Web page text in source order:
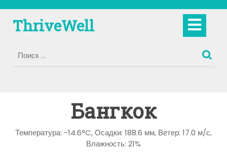
содержимому
ThriveWell
Бангкок
Температура: -14.6°C, Осадки: 188.6 мм, Ветер: 17.0 м/с,
Влажность: 21%